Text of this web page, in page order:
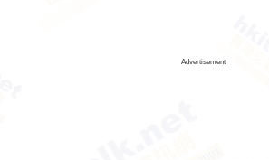
Advertisement